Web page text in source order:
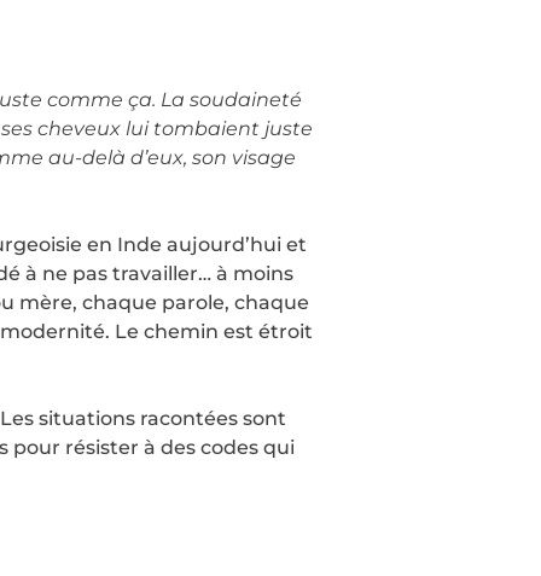
comme ça. La soudaineté
cheveux lui tombaient juste
au-delà d’eux, son visage
en Inde aujourd’hui et
à ne pas travailler… à moins
mère, chaque parole, chaque
Le chemin est étroit
situations racontées sont
pour résister à des codes qui